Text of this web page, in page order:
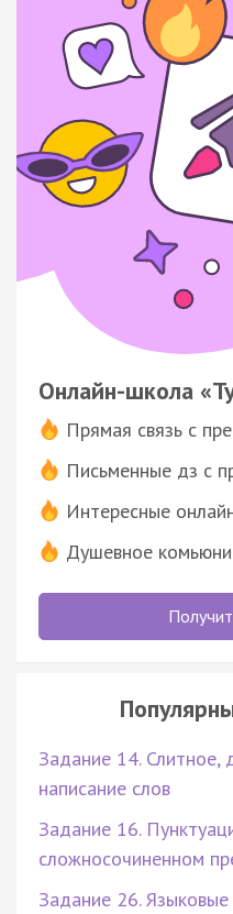
Онлайн-школа
Прямая связь с
Письменные дз с
Интересные
Душевное
Задание 14. Слитное,
написание слов
Задание 16.
сложносочиненном
Задание 26. Языковые